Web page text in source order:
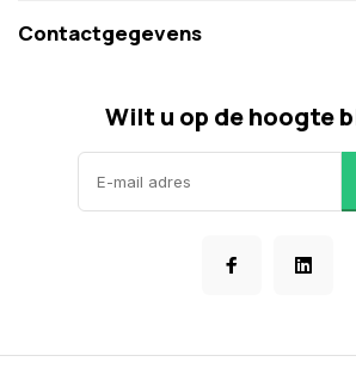
Contactgegevens
Wilt u op de hoogte